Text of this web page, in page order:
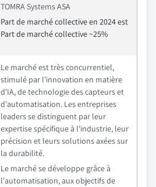
TOMRA Systems ASA
Part de marché collective en 2024 est
Part de marché collective ~25%
Le marché est très concurrentiel,
stimulé par l'innovation en matière
d'IA, de technologie des capteurs et
d'automatisation. Les entreprises
leaders se distinguent par leur
expertise spécifique à l'industrie, leur
précision et leurs solutions axées sur
la durabilité.
Le marché se développe grâce à
l'automatisation, aux objectifs de